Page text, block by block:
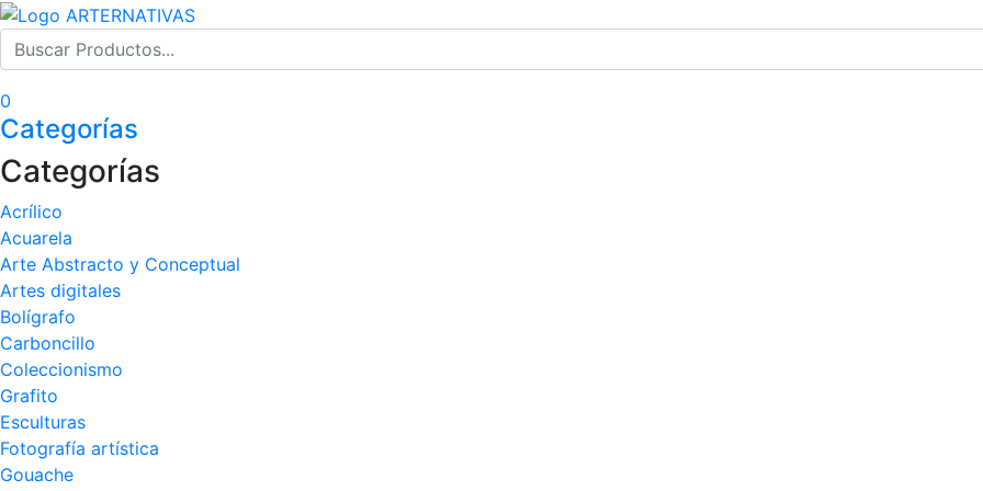
0
Categorías
Categorías
Acrílico
Acuarela
Arte Abstracto y Conceptual
Artes digitales
Bolígrafo
Carboncillo
Coleccionismo
Grafito
Esculturas
Fotografía artística
Gouache